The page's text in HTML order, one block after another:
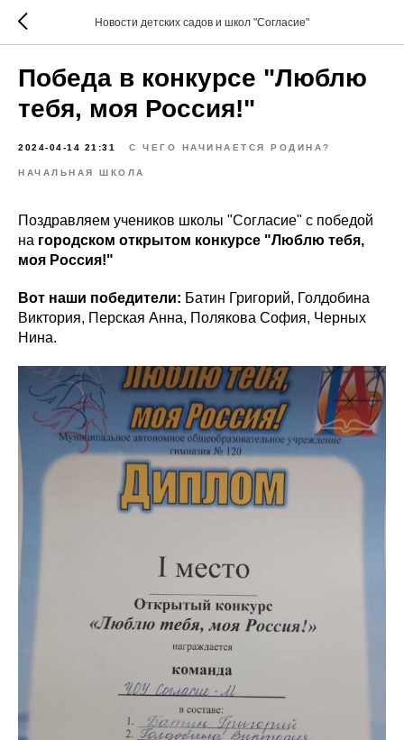
Новости детских садов и школ "Согласие"
Победа в конкурсе "Люблю
тебя, моя Россия!"
2024-04-14 21:31 С ЧЕГО НАЧИНАЕТСЯ РОДИНА?
НАЧАЛЬНАЯ ШКОЛА
Поздравляем учеников школы "Согласие" с победой
на городском открытом конкурсе "Люблю тебя,
моя Россия!"
Вот наши победители: Батин Григорий, Голдобина
Виктория, Перская Анна, Полякова София, Черных
Нина.